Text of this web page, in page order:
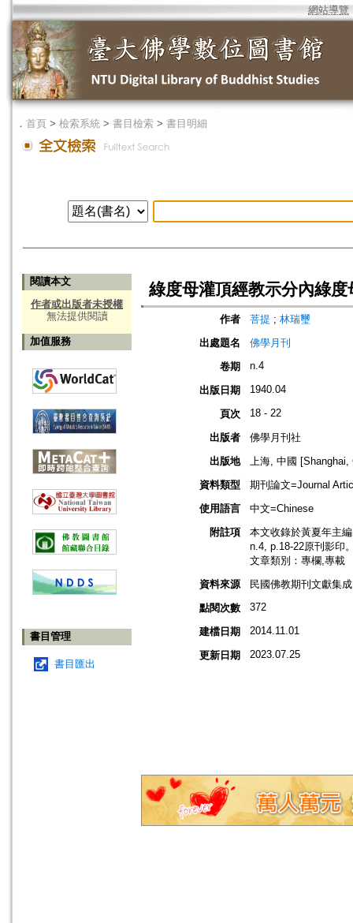
網站導覽
． 首頁 > 檢索系統 > 書目檢索 > 書目明細
閱讀本文
作者或出版者未授權
無法提供閱讀
加值服務
書目管理
書目匯出
綠度母灌頂經教示分內綠度
作者 菩提 ; 林瑞璽
出處題名
佛學月刊
卷期
n.4
出版日期 1940.04
頁次 18 - 22
出版者
佛學月刊社
出版地
上海, 中國 [Shanghai,
資料類型
期刊論文=Journal
使用語言
中文=Chinese
附註項
本文收錄於黃夏年主
n.4, p.18-22原刊影印
文章類別：專欄,專載
資料來源
民國佛教期刊文獻集
點閱次數
372
建檔日期 2014.11.01
更新日期 2023.07.25